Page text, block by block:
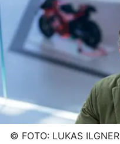
© FOTO: LUKAS ILGNER